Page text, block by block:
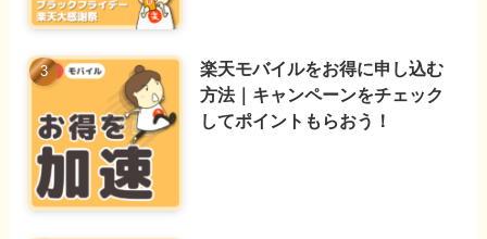
楽天モバイルをお得に申し込む
方法｜キャンペーンをチェック
してポイントもらおう！